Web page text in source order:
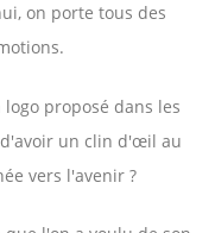
on porte tous des
proposé dans les
d'avoir un clin d'œil au
vers l'avenir ?